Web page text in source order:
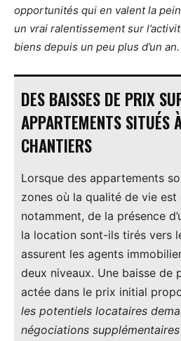
opportunités qui en valent la
un vrai ralentissement sur
biens depuis un peu plus d’un an.
DES BAISSES DE PRIX
APPARTEMENTS SITUÉS
CHANTIERS
Lorsque des appartements
zones où la qualité de vie est
notamment, de la présence
la location sont-ils tirés vers
assurent les agents
deux niveaux. Une baisse de
actée dans le prix initial
les potentiels locataires
négociations supplémentaires